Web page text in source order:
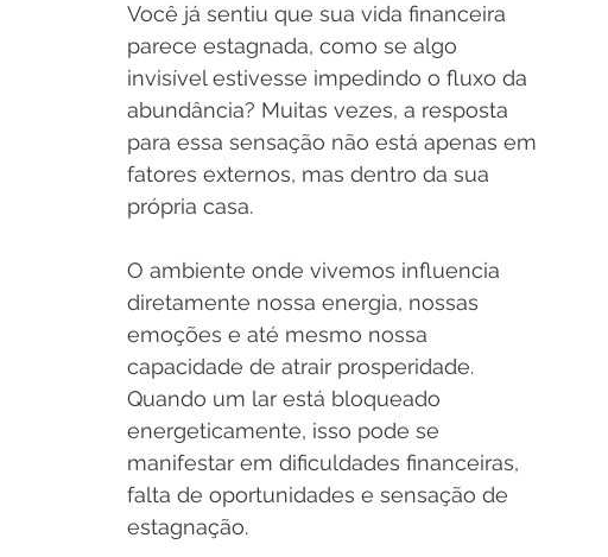
Você já sentiu que sua vida financeira
parece estagnada, como se algo
invisível estivesse impedindo o fluxo da
abundância? Muitas vezes, a resposta
para essa sensação não está apenas em
fatores externos, mas dentro da sua
própria casa.
O ambiente onde vivemos influencia
diretamente nossa energia, nossas
emoções e até mesmo nossa
capacidade de atrair prosperidade.
Quando um lar está bloqueado
energeticamente, isso pode se
manifestar em dificuldades financeiras,
falta de oportunidades e sensação de
estagnação.